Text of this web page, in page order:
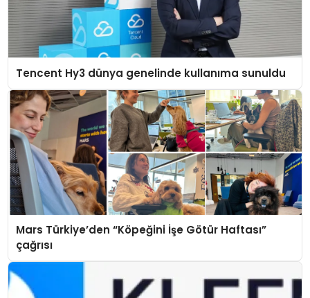
Tencent Hy3 dünya genelinde kullanıma sunuldu
Mars Türkiye’den “Köpeğini İşe Götür Haftası”
çağrısı